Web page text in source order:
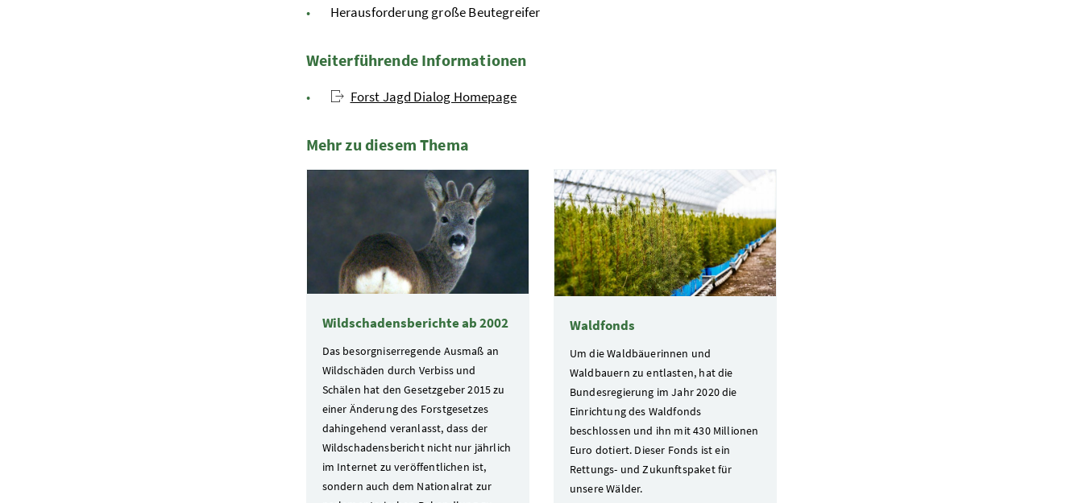
Herausforderung große Beutegreifer
Weiterführende Informationen
Forst Jagd Dialog Homepage
Mehr zu diesem Thema
Wildschadensberichte ab 2002
Das besorgniserregende Ausmaß an
Wildschäden durch Verbiss und
Schälen hat den Gesetzgeber 2015 zu
einer Änderung des Forstgesetzes
dahingehend veranlasst, dass der
Wildschadensbericht nicht nur jährlich
im Internet zu veröffentlichen ist,
sondern auch dem Nationalrat zur
Waldfonds
Um die Waldbäuerinnen und
Waldbauern zu entlasten, hat die
Bundesregierung im Jahr 2020 die
Einrichtung des Waldfonds
beschlossen und ihn mit 430 Millionen
Euro dotiert. Dieser Fonds ist ein
Rettungs- und Zukunftspaket für
unsere Wälder.